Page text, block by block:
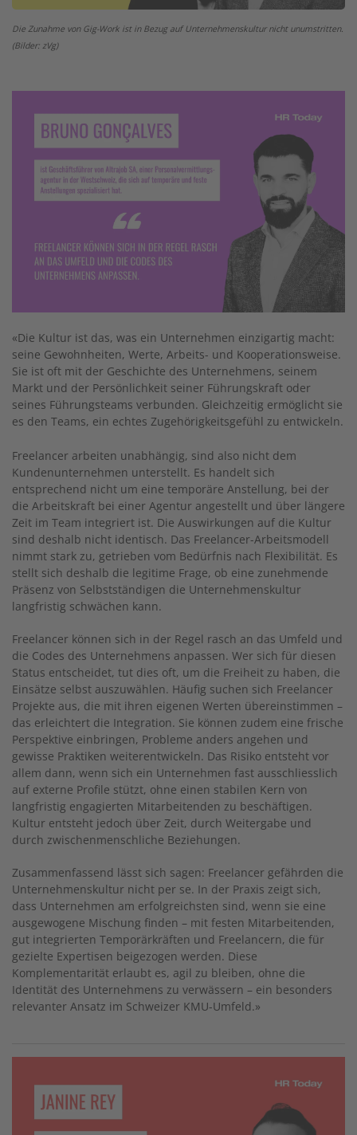
Die Zunahme von Gig-Work ist in Bezug auf Unternehmenskultur nicht unumstritten.
(Bilder: zVg)
«Die Kultur ist das, was ein Unternehmen einzigartig macht:
seine Gewohnheiten, Werte, Arbeits- und Kooperationsweise.
Sie ist oft mit der Geschichte des Unternehmens, seinem
Markt und der Persönlichkeit seiner Führungskraft oder
seines Führungsteams verbunden. Gleichzeitig ermöglicht sie
es den Teams, ein echtes Zugehörigkeitsgefühl zu entwickeln.
Freelancer arbeiten unabhängig, sind also nicht dem
Kundenunternehmen unterstellt. Es handelt sich
entsprechend nicht um eine temporäre Anstellung, bei der
die Arbeitskraft bei einer Agentur angestellt und über längere
Zeit im Team integriert ist. Die Auswirkungen auf die Kultur
sind deshalb nicht identisch. Das Freelancer-Arbeitsmodell
nimmt stark zu, getrieben vom Bedürfnis nach Flexibilität. Es
stellt sich deshalb die legitime Frage, ob eine zunehmende
Präsenz von Selbstständigen die Unternehmenskultur
langfristig schwächen kann.
Freelancer können sich in der Regel rasch an das Umfeld und
die Codes des Unternehmens anpassen. Wer sich für diesen
Status entscheidet, tut dies oft, um die Freiheit zu haben, die
Einsätze selbst auszuwählen. Häufig suchen sich Freelancer
Projekte aus, die mit ihren eigenen Werten übereinstimmen –
das erleichtert die Integration. Sie können zudem eine frische
Perspektive einbringen, Probleme anders angehen und
gewisse Praktiken weiterentwickeln. Das Risiko entsteht vor
allem dann, wenn sich ein Unternehmen fast ausschliesslich
auf externe Profile stützt, ohne einen stabilen Kern von
langfristig engagierten Mitarbeitenden zu beschäftigen.
Kultur entsteht jedoch über Zeit, durch Weitergabe und
durch zwischenmenschliche Beziehungen.
Zusammenfassend lässt sich sagen: Freelancer gefährden die
Unternehmenskultur nicht per se. In der Praxis zeigt sich,
dass Unternehmen am erfolgreichsten sind, wenn sie eine
ausgewogene Mischung finden – mit festen Mitarbeitenden,
gut integrierten Temporärkräften und Freelancern, die für
gezielte Expertisen beigezogen werden. Diese
Komplementarität erlaubt es, agil zu bleiben, ohne die
Identität des Unternehmens zu verwässern – ein besonders
relevanter Ansatz im Schweizer KMU-Umfeld.»